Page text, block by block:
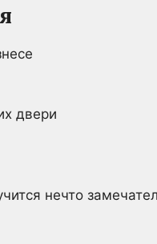
двери
нечто